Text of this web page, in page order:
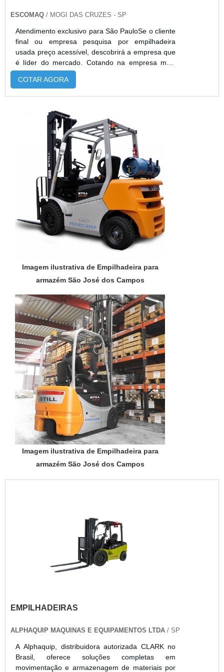
ESCOMAQ / MOGI DAS CRUZES - SP
Atendimento exclusivo para São PauloSe o cliente
final ou empresa pesquisa por empilhadeira
usada preço acessível, descobrirá a empresa que
é líder do mercado. Cotando na empresa mais
qualificada do mercado e achando a melhor
referência em qualidade.É importante lembrar que
de cuidado ajuda a garantir a qualidade e
durabilidade dos materiais, além de ...
COTAR AGORA
Imagem ilustrativa de Empilhadeira para
armazém São José dos Campos
Imagem ilustrativa de Empilhadeira para
armazém São José dos Campos
EMPILHADEIRAS
ALPHAQUIP MAQUINAS E EQUIPAMENTOS LTDA / SP
A Alphaquip, distribuidora autorizada CLARK no
Brasil, oferece soluções completas em
movimentação e armazenagem de materiais por